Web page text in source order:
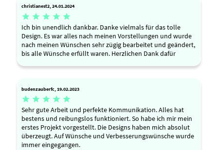
christianest2, 24.01.2024
    
Ich bin unendlich dankbar. Danke vielmals für das tolle
Design. Es war alles nach meinen Vorstellungen und wurde
nach meinen Wünschen sehr zügig bearbeitet und geändert,
bis alle Wünsche erfüllt waren. Herzlichen Dank dafür
budenzauberfc, 19.02.2023
    
Sehr gute Arbeit und perfekte Kommunikation. Alles hat
bestens und reibungslos funktioniert. So habe ich mir mein
erstes Projekt vorgestellt. Die Designs haben mich absolut
überzeugt. Auf Wünsche und Verbesserungswünsche wurde
immer eingegangen.